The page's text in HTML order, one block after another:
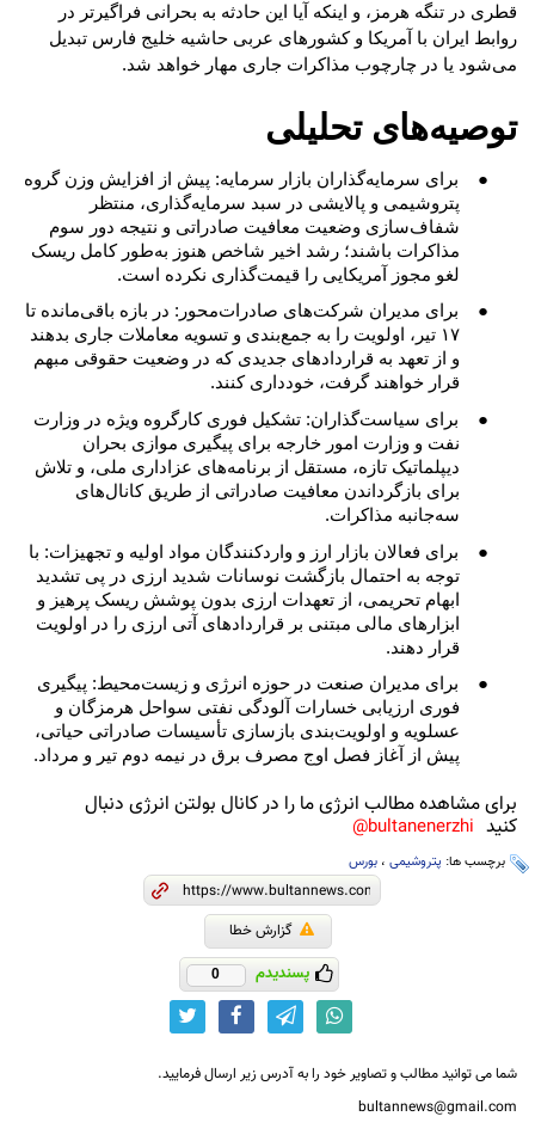
قطری در تنگه هرمز، و اینکه آیا این حادثه به بحرانی فراگیرتر در
روابط ایران با آمریکا و کشورهای عربی حاشیه خلیج فارس تبدیل
می‌شود یا در چارچوب مذاکرات جاری مهار خواهد شد.
توصیه‌های تحلیلی
●
برای سرمایه‌گذاران بازار سرمایه: پیش از افزایش وزن گروه
پتروشیمی و پالایشی در سبد سرمایه‌گذاری، منتظر
شفاف‌سازی وضعیت معافیت صادراتی و نتیجه دور سوم
مذاکرات باشند؛ رشد اخیر شاخص هنوز به‌طور کامل ریسک
لغو مجوز آمریکایی را قیمت‌گذاری نکرده است.
●
برای مدیران شرکت‌های صادرات‌محور: در بازه باقی‌مانده تا
۱۷ تیر، اولویت را به جمع‌بندی و تسویه معاملات جاری بدهند
و از تعهد به قراردادهای جدیدی که در وضعیت حقوقی مبهم
قرار خواهند گرفت، خودداری کنند.
●
برای سیاست‌گذاران: تشکیل فوری کارگروه ویژه در وزارت
نفت و وزارت امور خارجه برای پیگیری موازی بحران
دیپلماتیک تازه، مستقل از برنامه‌های عزاداری ملی، و تلاش
برای بازگرداندن معافیت صادراتی از طریق کانال‌های
سه‌جانبه مذاکرات.
●
برای فعالان بازار ارز و واردکنندگان مواد اولیه و تجهیزات: با
توجه به احتمال بازگشت نوسانات شدید ارزی در پی تشدید
ابهام تحریمی، از تعهدات ارزی بدون پوشش ریسک پرهیز و
ابزارهای مالی مبتنی بر قراردادهای آتی ارزی را در اولویت
قرار دهند.
●
برای مدیران صنعت در حوزه انرژی و زیست‌محیط: پیگیری
فوری ارزیابی خسارات آلودگی نفتی سواحل هرمزگان و
عسلویه و اولویت‌بندی بازسازی تأسیسات صادراتی حیاتی،
پیش از آغاز فصل اوج مصرف برق در نیمه دوم تیر و مرداد.
برای مشاهده مطالب انرژی ما را در کانال بولتن انرژی دنبال
کنید bultanenerzhi@
برچسب ها: پتروشیمی ، بورس
گزارش خطا
پسندیدم 0
شما می توانید مطالب و تصاویر خود را به آدرس زیر ارسال فرمایید.
bultannews@gmail.com